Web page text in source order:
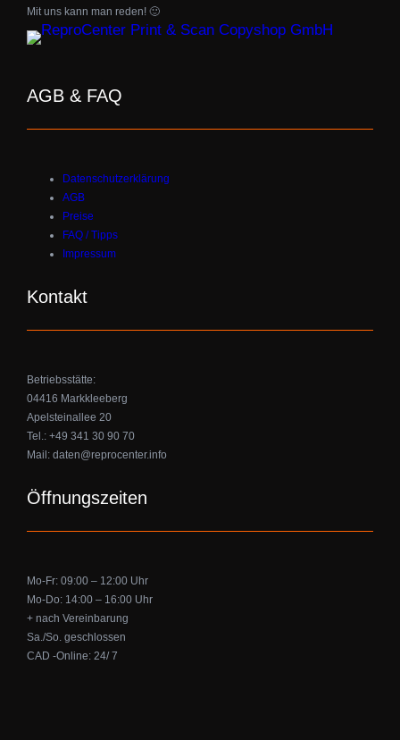
Mit uns kann man reden! 🙂
AGB & FAQ
Datenschutzerklärung
AGB
Preise
FAQ / Tipps
Impressum
Kontakt
Betriebsstätte:
04416 Markkleeberg
Apelsteinallee 20
Tel.: +49 341 30 90 70
Mail: daten@reprocenter.info
Öffnungszeiten
Mo-Fr: 09:00 – 12:00 Uhr
Mo-Do: 14:00 – 16:00 Uhr
+ nach Vereinbarung
Sa./So. geschlossen
CAD -Online: 24/ 7